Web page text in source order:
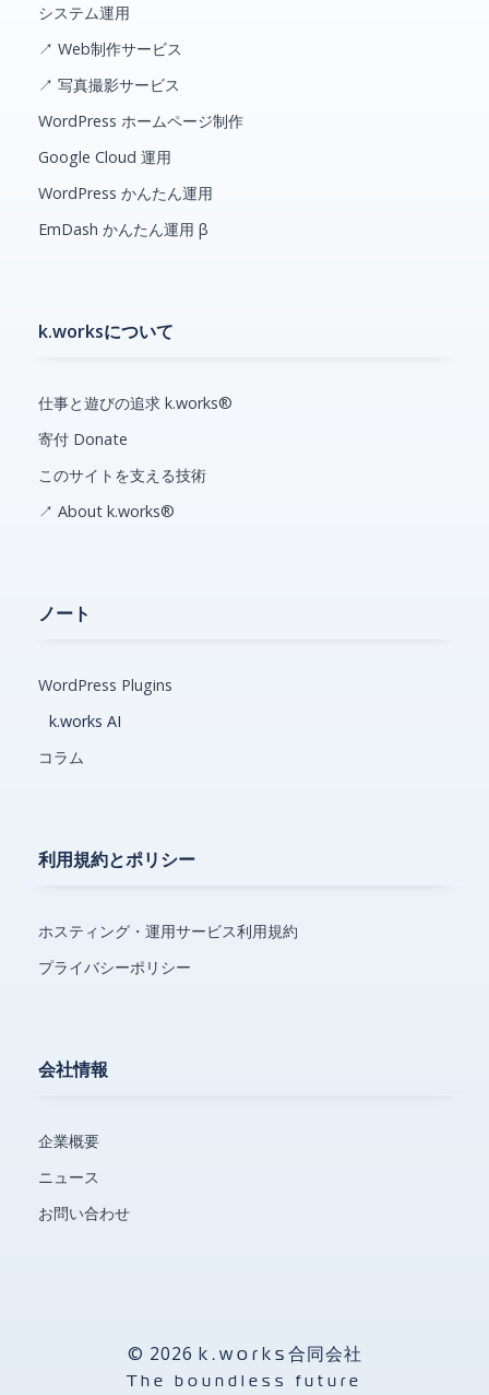
システム運用
↗ Web制作サービス
↗ 写真撮影サービス
WordPress ホームページ制作
Google Cloud 運用
WordPress かんたん運用
EmDash かんたん運用 β
k.worksについて
仕事と遊びの追求 k.works®
寄付 Donate
このサイトを支える技術
↗ About k.works®
ノート
WordPress Plugins
k.works AI
コラム
利用規約とポリシー
ホスティング・運用サービス利用規約
プライバシーポリシー
会社情報
企業概要
ニュース
お問い合わせ
© 2026 k.works 合同会社
The boundless future